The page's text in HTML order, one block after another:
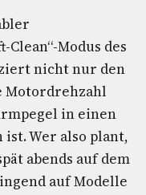
Modus des
nicht nur den
Motordrehzahl
in einen
Wer also plant,
abends auf dem
auf Modelle